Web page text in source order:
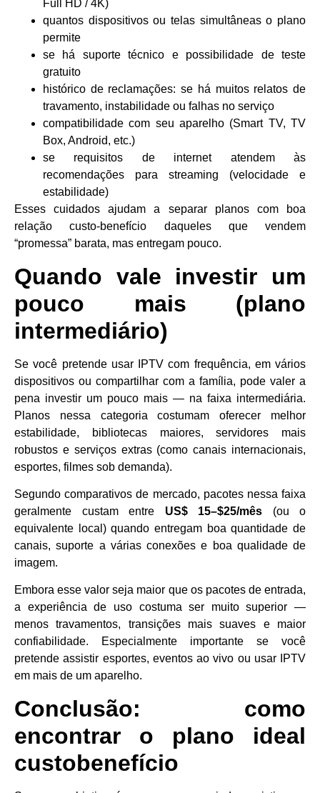
Full HD / 4K)
quantos dispositivos ou telas simultâneas o plano
permite
se há suporte técnico e possibilidade de teste
gratuito
histórico de reclamações: se há muitos relatos de
travamento, instabilidade ou falhas no serviço
compatibilidade com seu aparelho (Smart TV, TV
Box, Android, etc.)
se requisitos de internet atendem às
recomendações para streaming (velocidade e
estabilidade)
Esses cuidados ajudam a separar planos com boa
relação custo-benefício daqueles que vendem
“promessa” barata, mas entregam pouco.
Quando vale investir um
pouco mais (plano
intermediário)
Se você pretende usar IPTV com frequência, em vários
dispositivos ou compartilhar com a família, pode valer a
pena investir um pouco mais ― na faixa intermediária.
Planos nessa categoria costumam oferecer melhor
estabilidade, bibliotecas maiores, servidores mais
robustos e serviços extras (como canais internacionais,
esportes, filmes sob demanda).
Segundo comparativos de mercado, pacotes nessa faixa
geralmente custam entre US$ 15–$25/mês (ou o
equivalente local) quando entregam boa quantidade de
canais, suporte a várias conexões e boa qualidade de
imagem.
Embora esse valor seja maior que os pacotes de entrada,
a experiência de uso costuma ser muito superior —
menos travamentos, transições mais suaves e maior
confiabilidade. Especialmente importante se você
pretende assistir esportes, eventos ao vivo ou usar IPTV
em mais de um aparelho.
Conclusão: como
encontrar o plano ideal
custobenefício